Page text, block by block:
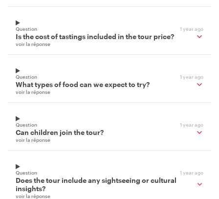
Question 1 year ago
Is the cost of tastings included in the tour price?
voir la réponse
Question 1 year ago
What types of food can we expect to try?
voir la réponse
Question 1 year ago
Can children join the tour?
voir la réponse
Question 1 year ago
Does the tour include any sightseeing or cultural
insights?
voir la réponse